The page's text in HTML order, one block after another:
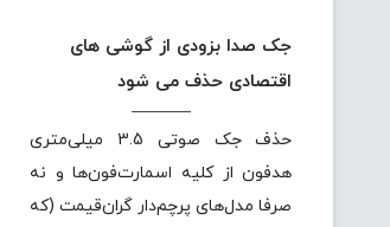
جک صدا بزودی از گوشی های
اقتصادی حذف می شود
حذف جک صوتی 3.5 میلی‌متری
هدفون از کلیه اسمارت‌فون‌ها و نه
صرفا مدل‌های پرچم‌دار گرا‌ن‌قیمت (که